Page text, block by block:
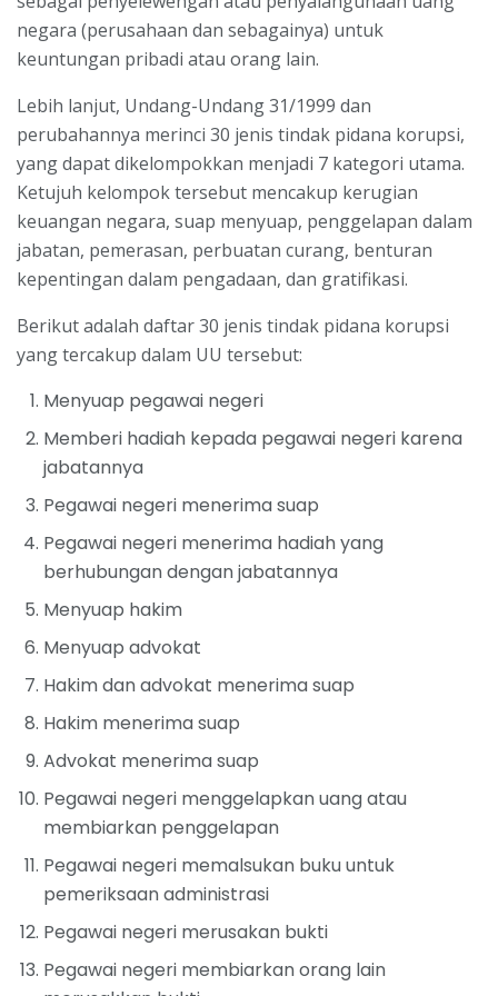
negara (perusahaan dan sebagainya) untuk
keuntungan pribadi atau orang lain.
Lebih lanjut, Undang-Undang 31/1999 dan
perubahannya merinci 30 jenis tindak pidana korupsi,
yang dapat dikelompokkan menjadi 7 kategori utama.
Ketujuh kelompok tersebut mencakup kerugian
keuangan negara, suap menyuap, penggelapan dalam
jabatan, pemerasan, perbuatan curang, benturan
kepentingan dalam pengadaan, dan gratifikasi.
Berikut adalah daftar 30 jenis tindak pidana korupsi
yang tercakup dalam UU tersebut:
Menyuap pegawai negeri
Memberi hadiah kepada pegawai negeri karena
jabatannya
Pegawai negeri menerima suap
Pegawai negeri menerima hadiah yang
berhubungan dengan jabatannya
Menyuap hakim
Menyuap advokat
Hakim dan advokat menerima suap
Hakim menerima suap
Advokat menerima suap
Pegawai negeri menggelapkan uang atau
membiarkan penggelapan
Pegawai negeri memalsukan buku untuk
pemeriksaan administrasi
Pegawai negeri merusakan bukti
Pegawai negeri membiarkan orang lain